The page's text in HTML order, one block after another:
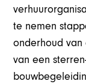
te nemen
onderhoud
van een